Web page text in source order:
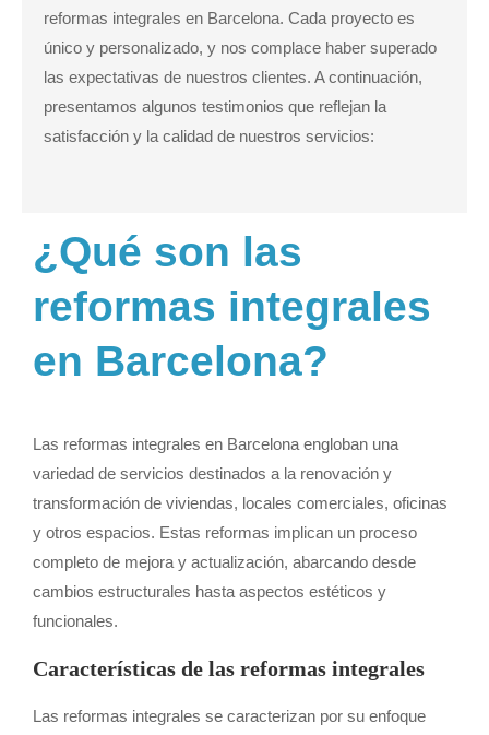
reformas integrales en Barcelona. Cada proyecto es
único y personalizado, y nos complace haber superado
las expectativas de nuestros clientes. A continuación,
presentamos algunos testimonios que reflejan la
satisfacción y la calidad de nuestros servicios:
¿Qué son las
reformas integrales
en Barcelona?
Las reformas integrales en Barcelona engloban una
variedad de servicios destinados a la renovación y
transformación de viviendas, locales comerciales, oficinas
y otros espacios. Estas reformas implican un proceso
completo de mejora y actualización, abarcando desde
cambios estructurales hasta aspectos estéticos y
funcionales.
Características de las reformas integrales
Las reformas integrales se caracterizan por su enfoque